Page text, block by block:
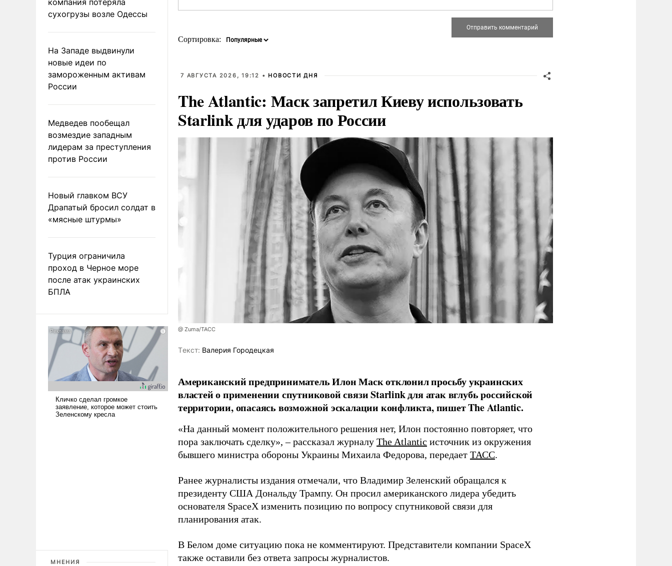
сухогрузы возле Одессы
На Западе выдвинули
новые идеи по
замороженным активам
России
Медведев пообещал
возмездие западным
лидерам за преступления
против России
Новый главком ВСУ
Драпатый бросил солдат в
«мясные штурмы»
Турция ограничила
проход в Черное море
после атак украинских
БПЛА
МНЕНИЯ
Сортировка:
7 АВГУСТА 2026, 19:12 • НОВОСТИ ДНЯ
The Atlantic: Маск запретил Киеву использовать
Starlink для ударов по России
@ Zuma/ТАСС
Tекст: Валерия Городецкая
Американский предприниматель Илон Маск отклонил просьбу украинских
властей о применении спутниковой связи Starlink для атак вглубь российской
территории, опасаясь возможной эскалации конфликта, пишет The Atlantic.
«На данный момент положительного решения нет, Илон постоянно повторяет, что
пора заключать сделку», – рассказал журналу The Atlantic источник из окружения
бывшего министра обороны Украины Михаила Федорова, передает ТАСС.
Ранее журналисты издания отмечали, что Владимир Зеленский обращался к
президенту США Дональду Трампу. Он просил американского лидера убедить
основателя SpaceX изменить позицию по вопросу спутниковой связи для
планирования атак.
В Белом доме ситуацию пока не комментируют. Представители компании SpaceX
также оставили без ответа запросы журналистов.